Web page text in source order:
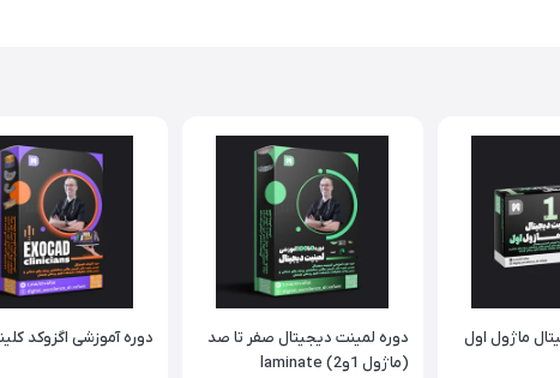
ماژول اول
دوره لمینت دیجیتال صفر تا صد
(ماژول 1و2) laminate
دوره آموزشی اگزوکد